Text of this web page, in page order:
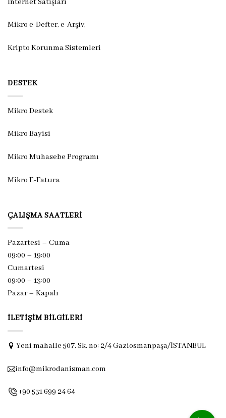
İnternet Satışları
Mikro e-Defter, e-Arşiv,
Kripto Korunma Sistemleri
DESTEK
Mikro Destek
Mikro Bayisi
Mikro Muhasebe Programı
Mikro E-Fatura
ÇALIŞMA SAATLERI
Pazartesi – Cuma
09:00 – 19:00
Cumartesi
09:00 – 13:00
Pazar – Kapalı
İLETIŞIM BILGILERI
Yeni mahalle 507. Sk. no: 2/4 Gaziosmanpaşa/İSTANBUL
info@mikrodanisman.com
+90 531 699 24 64